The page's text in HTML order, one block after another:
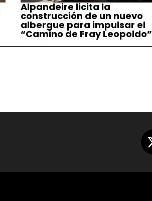
Alpandeire licita la
construcción de un nuevo
albergue para impulsar el
“Camino de Fray Leopoldo”